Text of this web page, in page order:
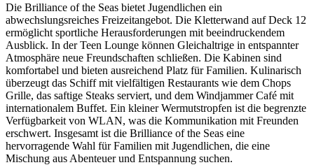
Die Brilliance of the Seas bietet Jugendlichen ein
abwechslungsreiches Freizeitangebot. Die Kletterwand auf Deck 12
ermöglicht sportliche Herausforderungen mit beeindruckendem
Ausblick. In der Teen Lounge können Gleichaltrige in entspannter
Atmosphäre neue Freundschaften schließen. Die Kabinen sind
komfortabel und bieten ausreichend Platz für Familien. Kulinarisch
überzeugt das Schiff mit vielfältigen Restaurants wie dem Chops
Grille, das saftige Steaks serviert, und dem Windjammer Café mit
internationalem Buffet. Ein kleiner Wermutstropfen ist die begrenzte
Verfügbarkeit von WLAN, was die Kommunikation mit Freunden
erschwert. Insgesamt ist die Brilliance of the Seas eine
hervorragende Wahl für Familien mit Jugendlichen, die eine
Mischung aus Abenteuer und Entspannung suchen.